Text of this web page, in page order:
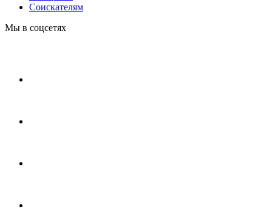
Соискателям
Мы в соцсетях